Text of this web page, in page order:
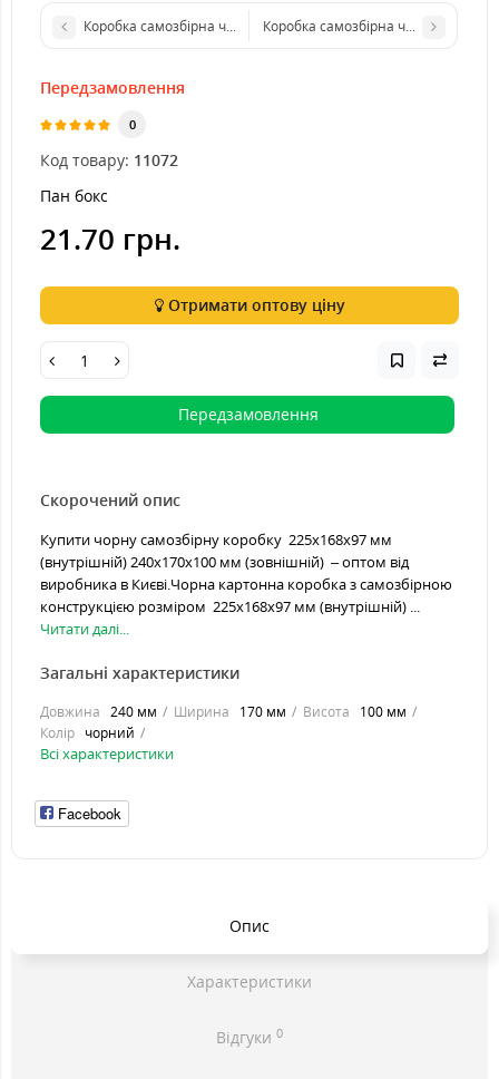
Коробка самозбірна чорна 225*168*50 мм (внутрішній)
Коробка самозбірна чорна
Передзамовлення
0
Код товару: 11072
Пан бокс
21.70 грн.
Отримати оптову ціну
Передзамовлення
Скорочений опис
Купити чорну самозбірну коробку 225х168х97 мм
(внутрішній) 240х170х100 мм (зовнішній) – оптом від
виробника в Києві.Чорна картонна коробка з самозбірною
конструкцією розміром 225х168х97 мм (внутрішній) ...
Читати далі...
Загальні характеристики
Довжина 240 мм Ширина 170 мм Висота
100 мм
Колір чорний
Всі характеристики
Facebook
Опис
Характеристики
Відгуки 0